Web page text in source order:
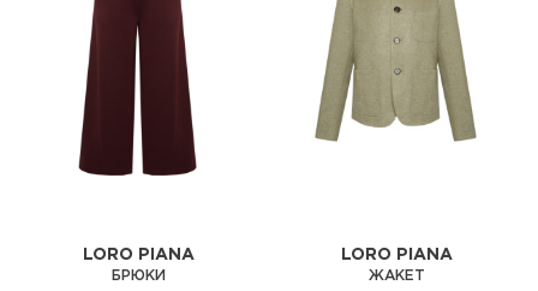
LORO PIANA
БРЮКИ
LORO PIANA
ЖАКЕТ